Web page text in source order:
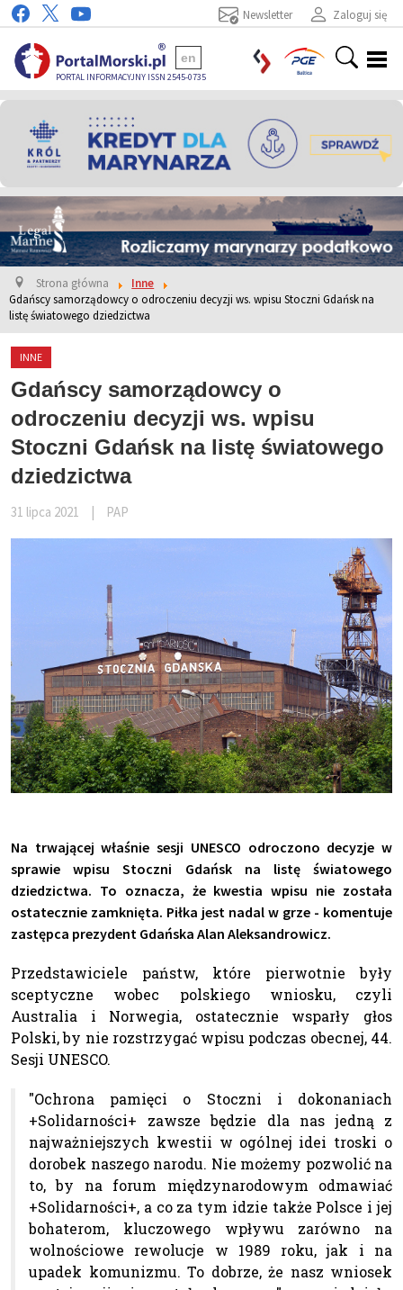
Zaloguj się
Newsletter
PORTAL INFORMACYJNY ISSN 2545-0735
en
Strona główna
Inne
Gdańscy samorządowcy o odroczeniu decyzji ws. wpisu Stoczni Gdańsk na
listę światowego dziedzictwa
INNE
Gdańscy samorządowcy o
odroczeniu decyzji ws. wpisu
Stoczni Gdańsk na listę światowego
dziedzictwa
31 lipca 2021 PAP
Na trwającej właśnie sesji UNESCO odroczono decyzje w
sprawie wpisu Stoczni Gdańsk na listę światowego
dziedzictwa. To oznacza, że kwestia wpisu nie została
ostatecznie zamknięta. Piłka jest nadal w grze - komentuje
zastępca prezydent Gdańska Alan Aleksandrowicz.
Przedstawiciele państw, które pierwotnie były
sceptyczne wobec polskiego wniosku, czyli
Australia i Norwegia, ostatecznie wsparły głos
Polski, by nie rozstrzygać wpisu podczas obecnej, 44.
Sesji UNESCO.
"Ochrona pamięci o Stoczni i dokonaniach
+Solidarności+ zawsze będzie dla nas jedną z
najważniejszych kwestii w ogólnej idei troski o
dorobek naszego narodu. Nie możemy pozwolić na
to, by na forum międzynarodowym odmawiać
+Solidarności+, a co za tym idzie także Polsce i jej
bohaterom, kluczowego wpływu zarówno na
wolnościowe rewolucje w 1989 roku, jak i na
upadek komunizmu. To dobrze, że nasz wniosek